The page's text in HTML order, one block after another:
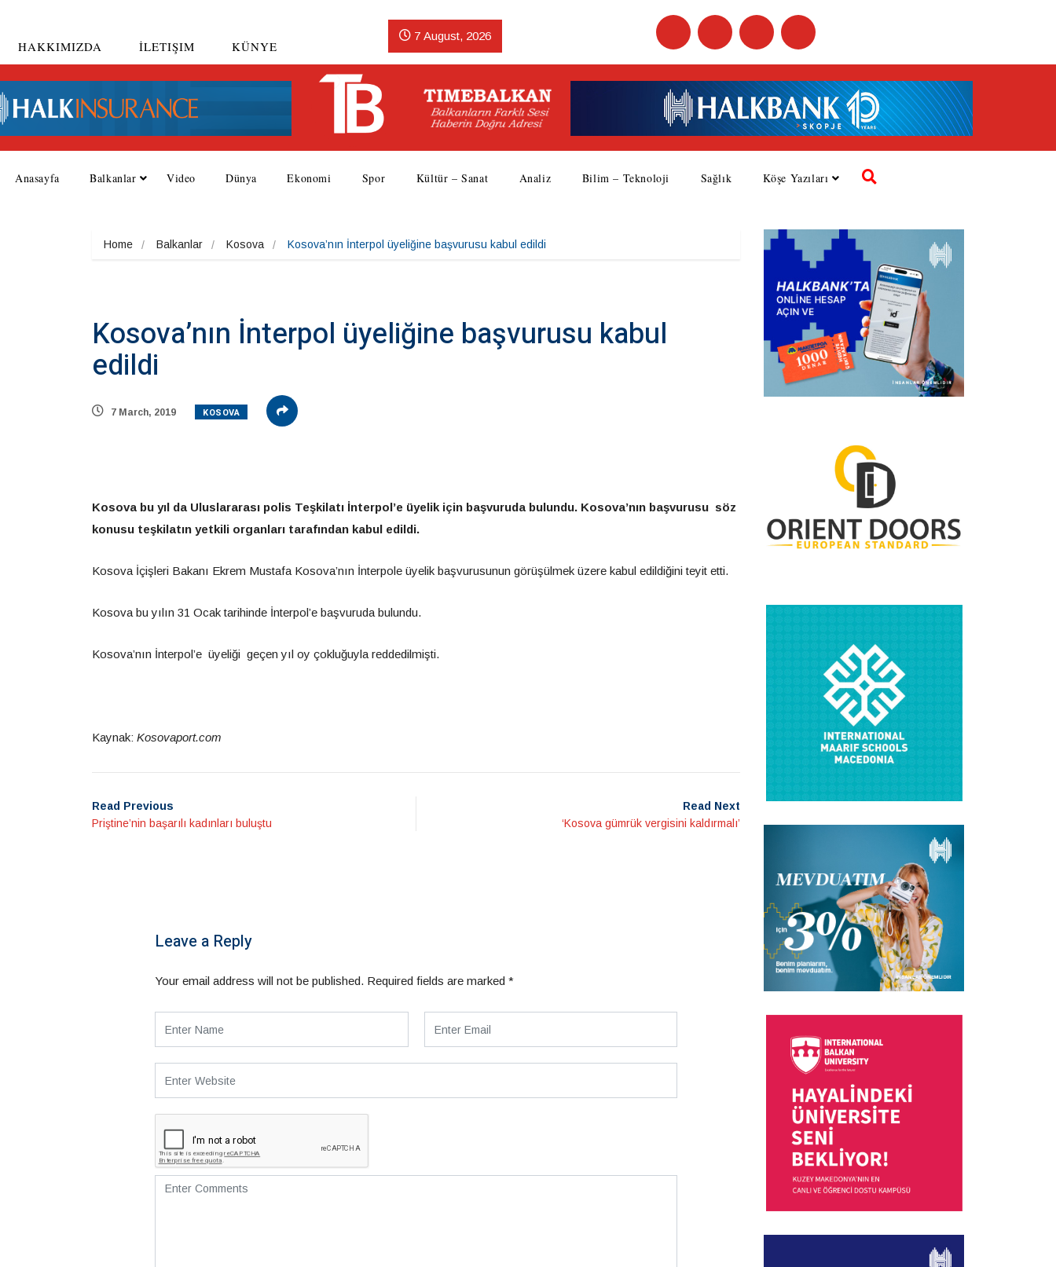
HAKKIMIZDA İLETIŞIM KÜNYE
7 August, 2026
Anasayfa Balkanlar Video Dünya Ekonomi Spor Kültür – Sanat Analiz Bilim – Teknoloji Sağlık Köşe Yazıları
Home Balkanlar Kosova Kosova’nın İnterpol üyeliğine başvurusu kabul edildi
Kosova’nın İnterpol üyeliğine başvurusu kabul
edildi
7 March, 2019 KOSOVA
Kosova bu yıl da Uluslararası polis Teşkilatı İnterpol’e üyelik için başvuruda bulundu. Kosova’nın başvurusu söz
konusu teşkilatın yetkili organları tarafından kabul edildi.
Kosova İçişleri Bakanı Ekrem Mustafa Kosova’nın İnterpole üyelik başvurusunun görüşülmek üzere kabul edildiğini teyit etti.
Kosova bu yılın 31 Ocak tarihinde İnterpol’e başvuruda bulundu.
Kosova’nın İnterpol’e üyeliği geçen yıl oy çokluğuyla reddedilmişti.
Kaynak: Kosovaport.com
Read Previous
Priştine’nin başarılı kadınları buluştu
Read Next
‘Kosova gümrük vergisini kaldırmalı’
Leave a Reply
Your email address will not be published. Required fields are marked *